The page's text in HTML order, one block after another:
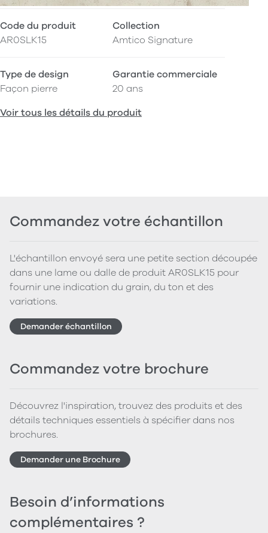
Code du produit
AR0SLK15
Collection
Amtico Signature
Type de design
Façon pierre
Garantie commerciale
20 ans
Voir tous les détails du produit
Commandez votre échantillon
L'échantillon envoyé sera une petite section découpée
dans une lame ou dalle de produit AR0SLK15 pour
fournir une indication du grain, du ton et des
variations.
Demander échantillon
Commandez votre brochure
Découvrez l'inspiration, trouvez des produits et des
détails techniques essentiels à spécifier dans nos
brochures.
Demander une Brochure
Besoin d’informations
complémentaires ?